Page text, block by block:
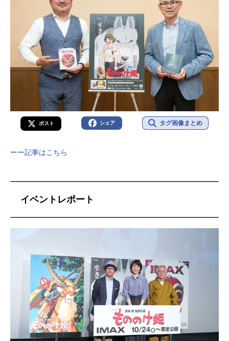
ポスト シェア タグ画像まとめ
ーー記事はこちら
イベントレポート